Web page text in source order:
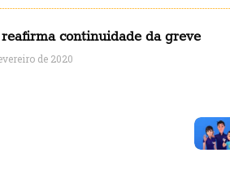
continuidade da greve
de 2020